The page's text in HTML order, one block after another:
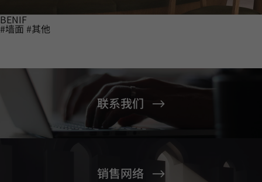
BENIF
#墙面 #其他
联系我们
销售网络